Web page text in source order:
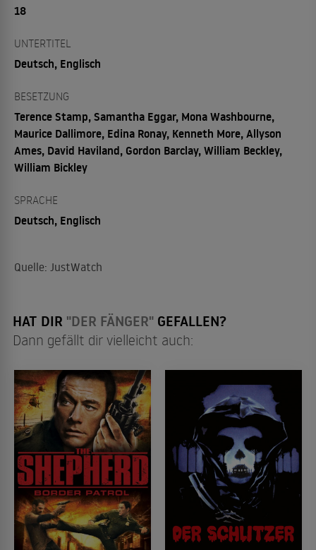
18
UNTERTITEL
Deutsch, Englisch
BESETZUNG
Terence Stamp, Samantha Eggar, Mona Washbourne,
Maurice Dallimore, Edina Ronay, Kenneth More, Allyson
Ames, David Haviland, Gordon Barclay, William Beckley,
William Bickley
SPRACHE
Deutsch, Englisch
Quelle: JustWatch
HAT DIR "DER FÄNGER" GEFALLEN?
Dann gefällt dir vielleicht auch: